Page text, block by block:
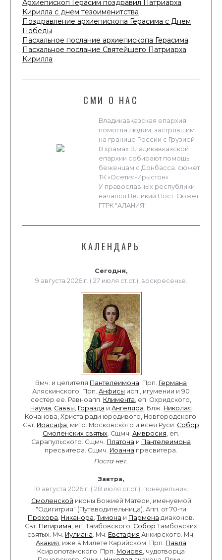
Архиепископ Герасим поздравил Патриарха
Кирилла с днем тезоименитства
Поздравление архиепископа Герасима с Днем
Победы
Пасхальное послание архиепископа Герасима
Пасхальное послание Святейшего Патриарха
Кирилла
СМИ О НАС
Владикавказская епархия
помогла людям, застрявшим
на границе России с Грузией
В храмах Владикавказской
епархии собирают помощь
беженцам с Донбасса. сюжет
ТК «Осетия-Ирыстон»
У православных республики
начался Великий Пост. Сюжет
ГТРК "АЛАНИЯ"
КАЛЕНДАРЬ
Сегодня,
9 августа 2026 г. ( 27 июля ст.ст.), воскресенье.
Вмч. и целителя Пантелеимона. Прп. Германа
Аляскинского. Прп. Анфисы исп., игумении и 90
сестер ее. Равноапп. Климента, еп. Охридского,
Наума, Саввы, Горазда и Ангеляра. Блж. Николая
Кочанова, Христа ради юродивого, Новгородского.
Свт. Иоасафа, митр. Московского и всея Руси. Собор
Смоленских святых. Сщмч. Амвросия, еп.
Сарапульского. Сщмч. Платона и Пантелеимона
пресвитера. Сщмч. Иоанна пресвитера.
Поста нет.
Завтра,
10 августа 2026 г. ( 28 июля ст.ст.), понедельник.
Смоленской иконы Божией Матери, именуемой
"Одигитрия" (Путеводительница). Апп. от 70-ти
Прохора, Никанора, Тимона и Пармена диаконов.
Свт. Питирима, еп. Тамбовского. Собор Тамбовских
святых. Мч. Иулиана. Мч. Евстафия Анкирского. Мч.
Акакия, иже в Милете Карийском. Прп. Павла
Ксиропотамского. Прп. Моисея, чудотворца